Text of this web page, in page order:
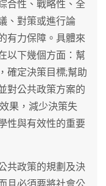
合性、戰略性、全
、對策或進行論
有力保障。具體來
以下幾個方面：幫
確定決策目標;幫助
對公共政策方案的
果，減少決策失
性與有效性的重要
共政策的規劃及決